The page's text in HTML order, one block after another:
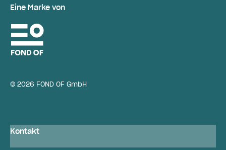
Eine Marke von
© 2026 FOND OF GmbH
Kontakt